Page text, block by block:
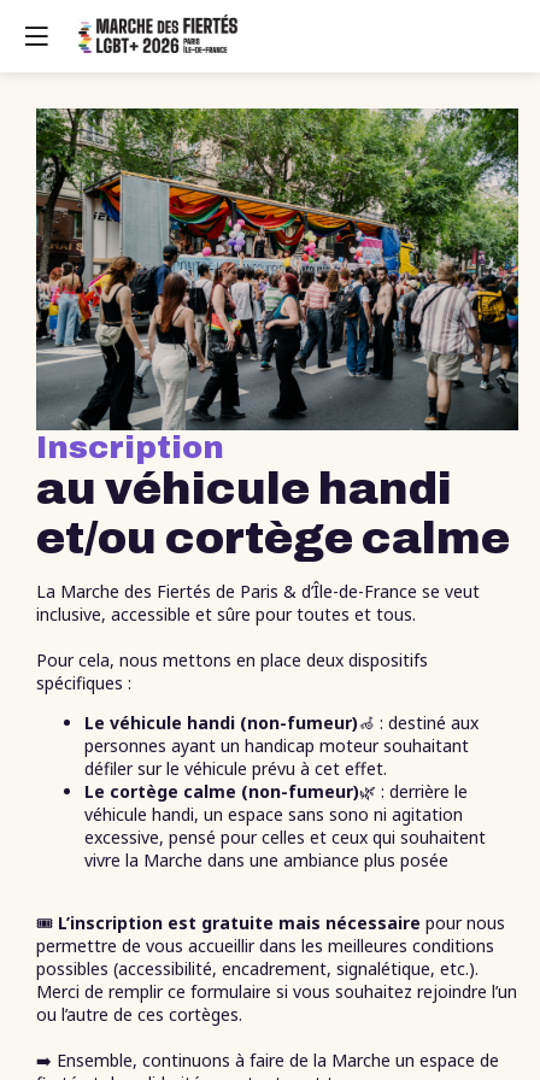
Inscription
au véhicule handi
et/ou cortège calme
La Marche des Fiertés de Paris & d’Île-de-France se veut
inclusive, accessible et sûre pour toutes et tous.
Pour cela, nous mettons en place deux dispositifs
spécifiques :
Le véhicule handi (non-fumeur)🦽 : destiné aux
personnes ayant un handicap moteur souhaitant
défiler sur le véhicule prévu à cet effet.
Le cortège calme (non-fumeur)🌿 : derrière le
véhicule handi, un espace sans sono ni agitation
excessive, pensé pour celles et ceux qui souhaitent
vivre la Marche dans une ambiance plus posée
🎟️ L’inscription est gratuite mais nécessaire pour nous
permettre de vous accueillir dans les meilleures conditions
possibles (accessibilité, encadrement, signalétique, etc.).
Merci de remplir ce formulaire si vous souhaitez rejoindre l’un
ou l’autre de ces cortèges.
➡️ Ensemble, continuons à faire de la Marche un espace de